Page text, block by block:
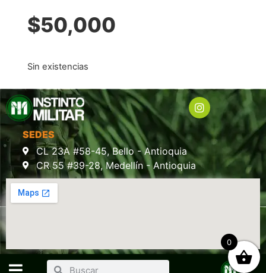
$50,000
Sin existencias
SEDES
CL 23A #58-45, Bello - Antioquia
CR 55 #39-28, Medellín - Antioquia
0